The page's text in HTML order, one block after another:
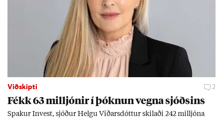
Viðskipti 2
Fékk 63 millj­ón­ir í þókn­un vegna sjóðs­ins
Spak­ur In­vest, sjóð­ur Helgu Við­ars­dótt­ur skil­aði 242 millj­óna